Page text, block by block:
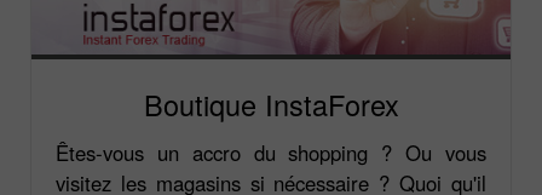
Boutique InstaForex
Êtes-vous un accro du shopping ? Ou vous
visitez les magasins si nécessaire ? Quoi qu'il